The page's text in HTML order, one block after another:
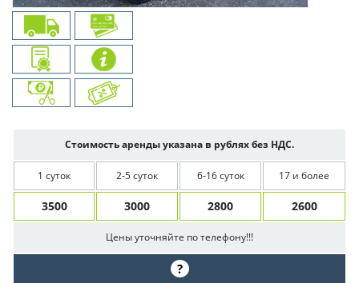
Стоимость аренды указана в рублях без НДС.
1 суток 2-5 суток 6-16 суток 17 и более
3500 3000 2800 2600
Цены уточняйте по телефону!!!
?